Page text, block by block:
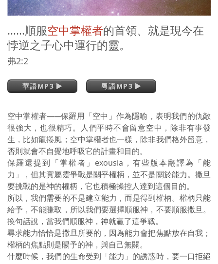
……順服空中掌權者的首領、就是現今在
悖逆之子心中運行的靈。
弗2:2
華語MP3 粵語MP3
空中掌權者——保羅用「空中」作為隱喻，表明我們的仇敵
很強大，也很精巧。人們平時不會留意空中，除非有事發
生，比如龍捲風；空中掌權者也一樣，除非我們格外留意，
否則就會不自覺地呼吸它的計畫和目的。
保羅還提到「掌權者」exousia，有些版本翻譯為「能
力」，但其實屬靈爭戰是關乎權柄，並不是關於能力。撒旦
要挑戰的是神的權柄，它也積極操控人達到這個目的。
所以，我們需要的不是建立能力，而是得到權柄。權柄只能
給予，不能賺取，所以我們要選擇順服神，不要順服撒旦。
換句話說，當我們順服神，神就贏了這爭戰。
尋求能力恰恰是撒旦所要的，因為能力會把焦點放在自我；
權柄的焦點則是賜予的神，與自己無關。
什麼時候，我們的生命受到「能力」的誘惑時，要一口拒絕